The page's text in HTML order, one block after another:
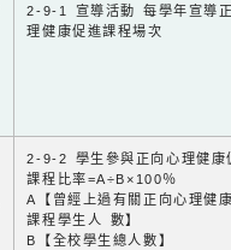
2-9-1 宣導活動 每學年宣導
理健康促進課程場次
2-9-2 學生參與正向心理健康
課程比率=A÷B×100％
A【曾經上過有關正向心理健
課程學生人 數】
B【全校學生總人數】